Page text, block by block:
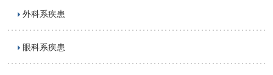
外科系疾患
眼科系疾患